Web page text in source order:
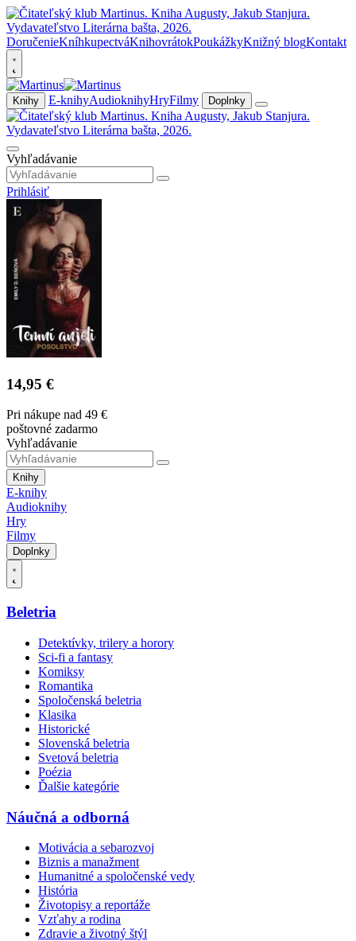
DoručenieKníhkupectváKnihovrátokPoukážkyKnižný blogKontakt
Knihy E-knihyAudioknihyHryFilmy Doplnky
Vyhľadávanie
Prihlásiť
14,95 €
Pri nákupe nad 49 €
poštovné zadarmo
Vyhľadávanie
Knihy
E-knihy
Audioknihy
Hry
Filmy
Doplnky
Beletria
Detektívky, trilery a horory
Sci-fi a fantasy
Komiksy
Romantika
Spoločenská beletria
Klasika
Historické
Slovenská beletria
Svetová beletria
Poézia
Ďalšie kategórie
Náučná a odborná
Motivácia a sebarozvoj
Biznis a manažment
Humanitné a spoločenské vedy
História
Životopisy a reportáže
Vzťahy a rodina
Zdravie a životný štýl